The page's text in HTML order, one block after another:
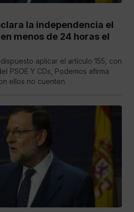
la independencia el
menos de 24 horas el
aplicar el artículo 155, con
PSOE Y CDs, Podemos afirma
ellos no cuenten.